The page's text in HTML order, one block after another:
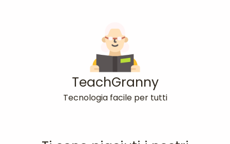
TeachGranny
Tecnologia facile per tutti